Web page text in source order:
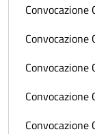
Convocazione
Convocazione